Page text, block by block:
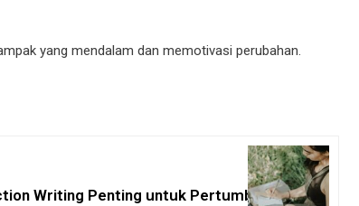
yang mendalam dan memotivasi perubahan.
Next:
Writing Penting untuk Pertumbuhan Diri